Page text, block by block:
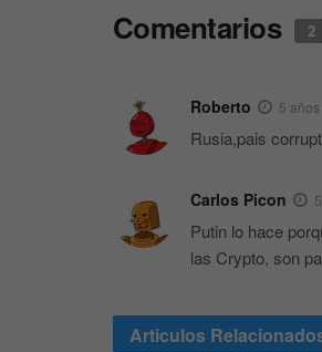
Comentarios 2
Roberto 5
Rusia,pais
Carlos Picon
Putin lo hace
las Crypto, son
Articulos